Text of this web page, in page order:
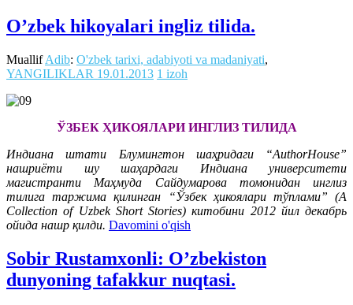
O’zbek hikoyalari ingliz tilida.
MuallifAdib: O'zbek tarixi, adabiyoti va madaniyati,
YANGILIKLAR 19.01.2013 1 izoh
ЎЗБЕК ҲИКОЯЛАРИ ИНГЛИЗ ТИЛИДА
Индиана штати Блумингтон шаҳридаги “AuthorHouse”
нашриёти шу шаҳардаги Индиана университети
магистранти Маҳмуда Сайдумарова томонидан инглиз
тилига таржима қилинган “Ўзбек ҳикоялари тўплами” (A
Collection of Uzbek Short Stories) китобини 2012 йил декабрь
ойида нашр қилди. Davomini o'qish
Sobir Rustamxonli: O’zbekiston
dunyoning tafakkur nuqtasi.